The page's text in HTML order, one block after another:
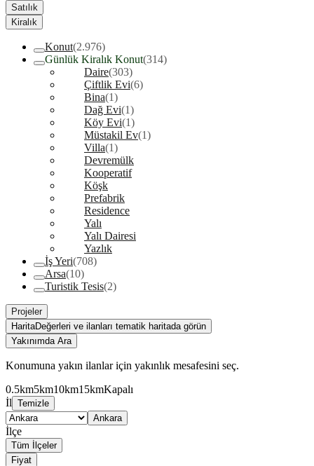
Satılık
Kiralık
Konut(2.976)
Günlük Kiralık Konut(314)
Daire(303)
Çiftlik Evi(6)
Bina(1)
Dağ Evi(1)
Köy Evi(1)
Müstakil Ev(1)
Villa(1)
Devremülk
Kooperatif
Köşk
Prefabrik
Residence
Yalı
Yalı Dairesi
Yazlık
İş Yeri(708)
Arsa(10)
Turistik Tesis(2)
Projeler
HaritaDeğerleri ve ilanları tematik haritada görün
Yakınımda Ara
Konumuna yakın ilanlar için yakınlık mesafesini seç.
0.5km5km10km15kmKapalı
İl Temizle
Ankara
İlçe
Tüm İlçeler
Fiyat